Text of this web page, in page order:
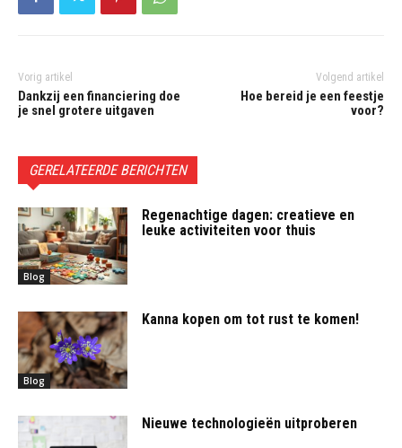
Vorig artikel
Dankzij een financiering doe
je snel grotere uitgaven
Volgend artikel
Hoe bereid je een feestje
voor?
GERELATEERDE BERICHTEN
Blog
Regenachtige dagen: creatieve en
leuke activiteiten voor thuis
Blog
Kanna kopen om tot rust te komen!
Nieuwe technologieën uitproberen